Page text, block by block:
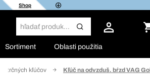
Shop
Sortiment Oblasti použitia
kľúčov Kľúč na odvzduš. bŕzd VAG